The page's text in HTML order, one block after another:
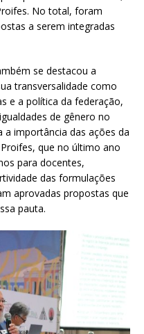
No total, foram
a serem integradas
se destacou a
transversalidade como
e a política da federação,
de gênero no
a importância das ações da
que no último ano
para docentes,
das formulações
aprovadas propostas que
pauta.